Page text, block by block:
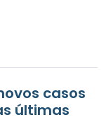
casos
últimas